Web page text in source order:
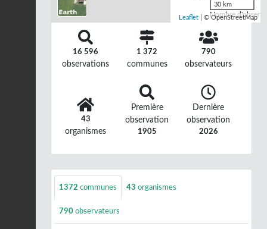
Nombre
30 km
Leaflet | © OpenStreetMap
16 596
observations
1 372
communes
790
observateurs
43
organismes
Première
observation
1905
Dernière
observation
2026
1372 communes 43 organismes
790 observateurs